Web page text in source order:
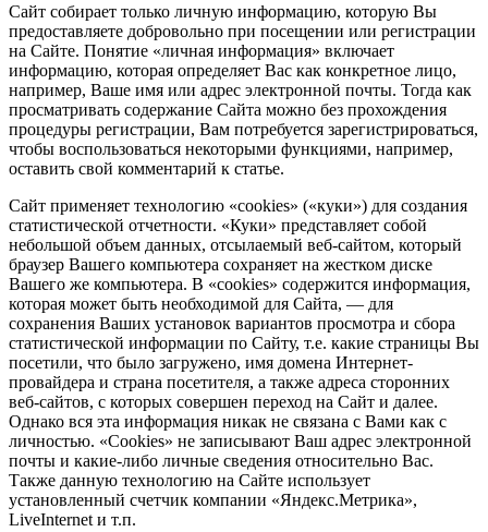
Сайт собирает только личную информацию, которую Вы
предоставляете добровольно при посещении или регистрации
на Сайте. Понятие «личная информация» включает
информацию, которая определяет Вас как конкретное лицо,
например, Ваше имя или адрес электронной почты. Тогда как
просматривать содержание Сайта можно без прохождения
процедуры регистрации, Вам потребуется зарегистрироваться,
чтобы воспользоваться некоторыми функциями, например,
оставить свой комментарий к статье.
Сайт применяет технологию «cookies» («куки») для создания
статистической отчетности. «Куки» представляет собой
небольшой объем данных, отсылаемый веб-сайтом, который
браузер Вашего компьютера сохраняет на жестком диске
Вашего же компьютера. В «cookies» содержится информация,
которая может быть необходимой для Сайта, — для
сохранения Ваших установок вариантов просмотра и сбора
статистической информации по Сайту, т.е. какие страницы Вы
посетили, что было загружено, имя домена Интернет-
провайдера и страна посетителя, а также адреса сторонних
веб-сайтов, с которых совершен переход на Сайт и далее.
Однако вся эта информация никак не связана с Вами как с
личностью. «Cookies» не записывают Ваш адрес электронной
почты и какие-либо личные сведения относительно Вас.
Также данную технологию на Сайте использует
установленный счетчик компании «Яндекс.Метрика»,
LiveInternet и т.п.